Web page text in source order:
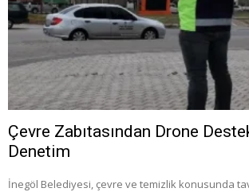
Çevre Zabıtasından Drone
Denetim
İnegöl Belediyesi, çevre ve temizlik konusunda